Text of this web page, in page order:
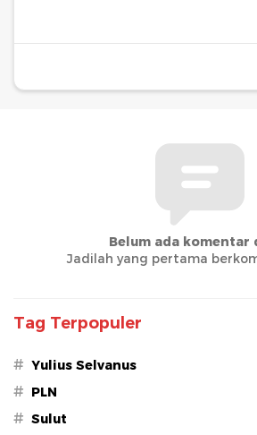
Belum ada komentar
Jadilah yang pertama
Tag Terpopuler
# Yulius Selvanus
# PLN
# Sulut